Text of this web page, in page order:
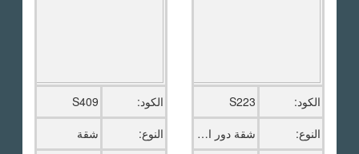
الكود:
S223
النوع:
شقة دور اخير بالروف
الكود:
S409
النوع:
شقة